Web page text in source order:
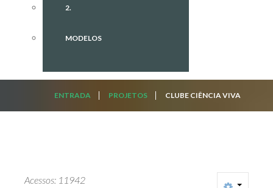
2.
MODELOS
ENTRADA PROJETOS CLUBE CIÊNCIA VIVA
Acessos: 11942